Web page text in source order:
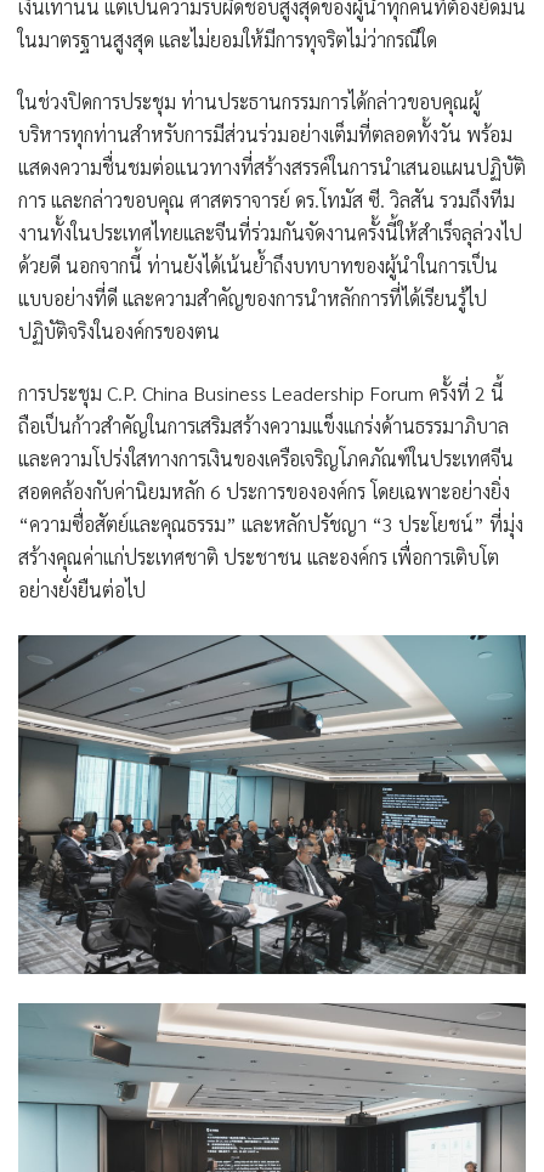
เงินเท่านั้น แต่เป็นความรับผิดชอบสูงสุดของผู้นำทุกคนที่ต้องยึดมั่น
ในมาตรฐานสูงสุด และไม่ยอมให้มีการทุจริตไม่ว่ากรณีใด
ในช่วงปิดการประชุม ท่านประธานกรรมการได้กล่าวขอบคุณผู้
บริหารทุกท่านสำหรับการมีส่วนร่วมอย่างเต็มที่ตลอดทั้งวัน พร้อม
แสดงความชื่นชมต่อแนวทางที่สร้างสรรค์ในการนำเสนอแผนปฏิบัติ
การ และกล่าวขอบคุณ ศาสตราจารย์ ดร.โทมัส ซี. วิลสัน รวมถึงทีม
งานทั้งในประเทศไทยและจีนที่ร่วมกันจัดงานครั้งนี้ให้สำเร็จลุล่วงไป
ด้วยดี นอกจากนี้ ท่านยังได้เน้นย้ำถึงบทบาทของผู้นำในการเป็น
แบบอย่างที่ดี และความสำคัญของการนำหลักการที่ได้เรียนรู้ไป
ปฏิบัติจริงในองค์กรของตน
การประชุม C.P. China Business Leadership Forum ครั้งที่ 2 นี้
ถือเป็นก้าวสำคัญในการเสริมสร้างความแข็งแกร่งด้านธรรมาภิบาล
และความโปร่งใสทางการเงินของเครือเจริญโภคภัณฑ์ในประเทศจีน
สอดคล้องกับค่านิยมหลัก 6 ประการขององค์กร โดยเฉพาะอย่างยิ่ง
“ความซื่อสัตย์และคุณธรรม” และหลักปรัชญา “3 ประโยชน์” ที่มุ่ง
สร้างคุณค่าแก่ประเทศชาติ ประชาชน และองค์กร เพื่อการเติบโต
อย่างยั่งยืนต่อไป